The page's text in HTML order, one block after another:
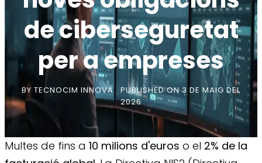
de ciberseguretat
per a empreses
BY TECNOCIM INNOVA PUBLISHED ON 3 DE MAIG DEL
2026
Multes de fins a 10 milions d'euros o el 2% de la